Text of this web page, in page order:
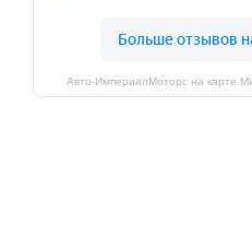
Авто-ИмпериалМоторс на карте